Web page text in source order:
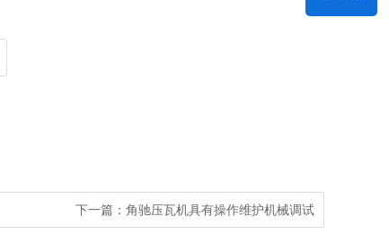
下一篇： 角驰压瓦机具有操作维护机械调试